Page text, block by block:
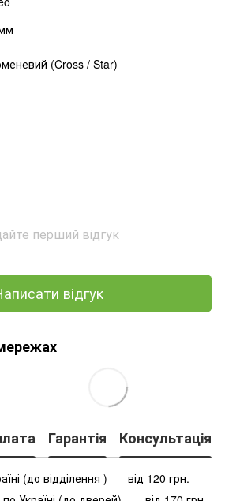
(Cross / Star)
перший відгук
відгук
Гарантія Консультація
(до відділення ) — від 120 грн.